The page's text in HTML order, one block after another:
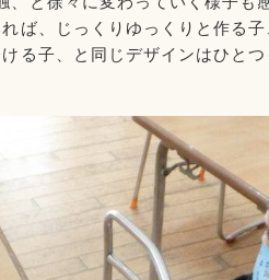
ば、じっくりゆっくりと作る
る子、と同じデザインはひとつ